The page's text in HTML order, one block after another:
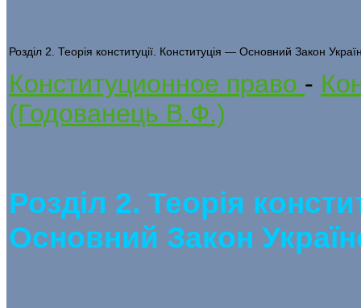
Розділ 2. Теорія конституції. Конституція — Основний Закон
Конституционное право -
(Годованець В.Ф.)
Розділ 2. Теорія
Основний Закон